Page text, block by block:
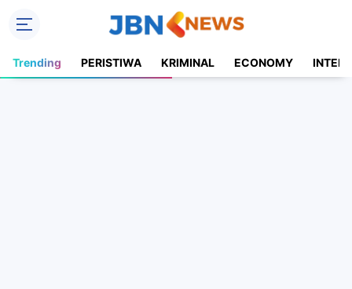
Trending PERISTIWA KRIMINAL ECONOMY